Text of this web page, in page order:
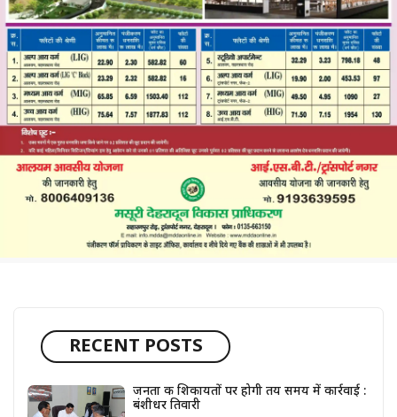
RECENT POSTS
जनता की शिकायतों पर होगी तय समय में कार्रवाई :
बंशीधर तिवारी